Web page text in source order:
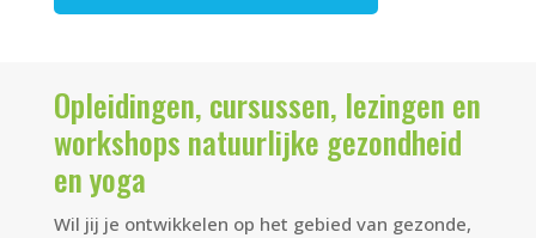
Opleidingen, cursussen, lezingen en
workshops natuurlijke gezondheid
en yoga
Wil jij je ontwikkelen op het gebied van gezonde,